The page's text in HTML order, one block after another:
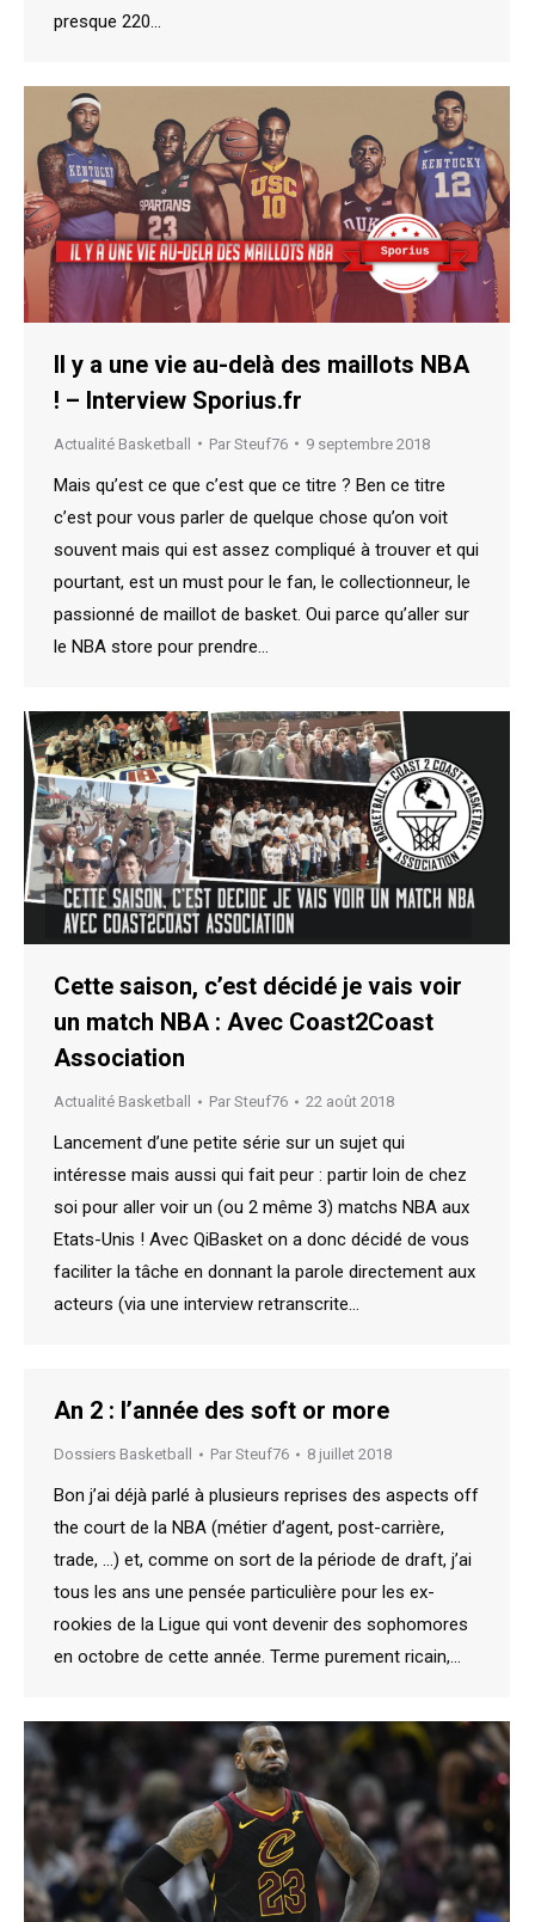
presque 220…
Il y a une vie au-delà des maillots NBA
! – Interview Sporius.fr
Actualité Basketball Par Steuf76 9 septembre 2018
Mais qu’est ce que c’est que ce titre ? Ben ce titre
c’est pour vous parler de quelque chose qu’on voit
souvent mais qui est assez compliqué à trouver et qui
pourtant, est un must pour le fan, le collectionneur, le
passionné de maillot de basket. Oui parce qu’aller sur
le NBA store pour prendre…
Cette saison, c’est décidé je vais voir
un match NBA : Avec Coast2Coast
Association
Actualité Basketball Par Steuf76 22 août 2018
Lancement d’une petite série sur un sujet qui
intéresse mais aussi qui fait peur : partir loin de chez
soi pour aller voir un (ou 2 même 3) matchs NBA aux
Etats-Unis ! Avec QiBasket on a donc décidé de vous
faciliter la tâche en donnant la parole directement aux
acteurs (via une interview retranscrite…
An 2 : l’année des soft or more
Dossiers Basketball Par Steuf76 8 juillet 2018
Bon j’ai déjà parlé à plusieurs reprises des aspects off
the court de la NBA (métier d’agent, post-carrière,
trade, …) et, comme on sort de la période de draft, j’ai
tous les ans une pensée particulière pour les ex-
rookies de la Ligue qui vont devenir des sophomores
en octobre de cette année. Terme purement ricain,…